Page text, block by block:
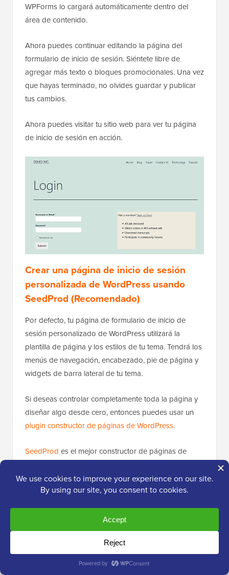
WPForms lo cargará automáticamente dentro del
área de contenido.
Ahora puedes continuar editando la página del
formulario de inicio de sesión. Siéntete libre de
agregar más texto o bloques promocionales. Una vez
que hayas terminado, no olvides guardar y publicar
tus cambios.
Ahora puedes visitar tu sitio web para ver tu página
de inicio de sesión en acción.
Crear una página de inicio de sesión
personalizada de WordPress usando
SeedProd (Recomendado)
Por defecto, tu página de formulario de inicio de
sesión personalizado de WordPress utilizará la
plantilla de página y los estilos de tu tema. Tendrá los
menús de navegación, encabezado, pie de página y
widgets de barra lateral de tu tema.
Si deseas controlar completamente toda la página y
diseñar algo desde cero, entonces puedes usar un
plugin constructor de páginas de WordPress.
SeedProd es el mejor constructor de páginas de
constructor de formularios estándar, SeedProd te
permite personalizar todo el diseño de la página, no
Es fácil de usar para principiantes y ofrece un creador
de arrastrar y soltar para ayudarte a crear cualquier
tipo de página de destino. Esto incluye una página de
inicio de sesión, una página de próxima apertura, una